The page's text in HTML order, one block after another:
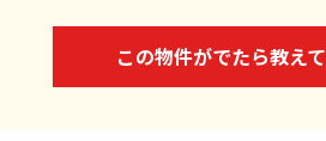
この物件がでたら教えて